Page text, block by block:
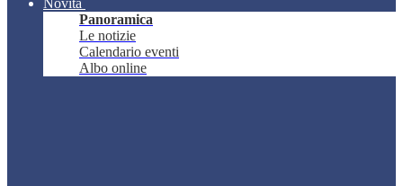
Novità
Panoramica
Le notizie
Calendario eventi
Albo online